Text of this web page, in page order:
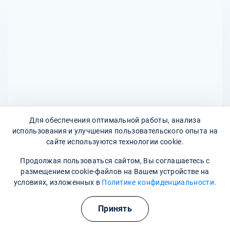
Адреса наших клиник
улица Ленина, 5
Наши контакты
8 800 302-36-47
Для обеспечения оптимальной работы, анализа
использования и улучшения пользовательского опыта на
сайте используются технологии cookie.
Продолжая пользоваться сайтом, Вы соглашаетесь с
размещением cookie-файлов на Вашем устройстве на
условиях, изложенных в Политике конфиденциальности.
Принять